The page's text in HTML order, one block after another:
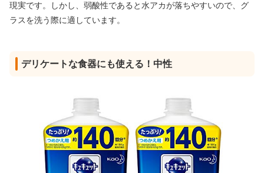
現実です。しかし、弱酸性であると水アカが落ちやすいので、グ
ラスを洗う際に適しています。
デリケートな食器にも使える！中性